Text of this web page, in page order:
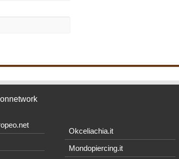
Okceliachia.it
Mondopiercing.it